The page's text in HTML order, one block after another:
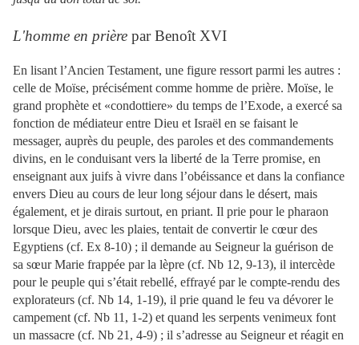
L'homme en prière par Benoît XVI
En lisant l’Ancien Testament, une figure ressort parmi les autres :
celle de Moïse, précisément comme homme de prière. Moïse, le
grand prophète et «condottiere» du temps de l’Exode, a exercé sa
fonction de médiateur entre Dieu et Israël en se faisant le
messager, auprès du peuple, des paroles et des commandements
divins, en le conduisant vers la liberté de la Terre promise, en
enseignant aux juifs à vivre dans l’obéissance et dans la confiance
envers Dieu au cours de leur long séjour dans le désert, mais
également, et je dirais surtout, en priant. Il prie pour le pharaon
lorsque Dieu, avec les plaies, tentait de convertir le cœur des
Egyptiens (cf. Ex 8-10) ; il demande au Seigneur la guérison de
sa sœur Marie frappée par la lèpre (cf. Nb 12, 9-13), il intercède
pour le peuple qui s’était rebellé, effrayé par le compte-rendu des
explorateurs (cf. Nb 14, 1-19), il prie quand le feu va dévorer le
campement (cf. Nb 11, 1-2) et quand les serpents venimeux font
un massacre (cf. Nb 21, 4-9) ; il s’adresse au Seigneur et réagit en